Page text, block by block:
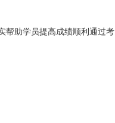
帮助学员提高成绩顺利通过考